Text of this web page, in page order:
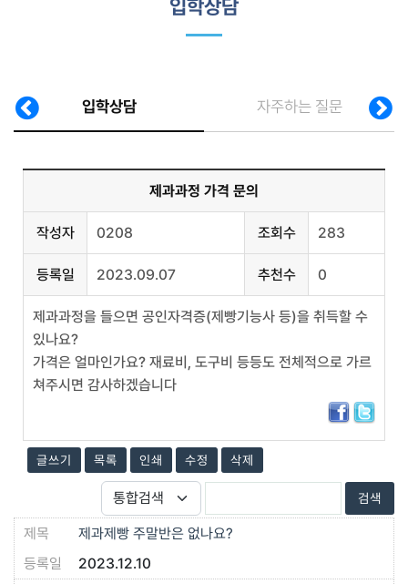
입학상담
입학상담 자주하는 질문
제과과정 가격 문의
작성자 0208 조회수 283
등록일 2023.09.07 추천수 0
제과과정을 들으면 공인자격증(제빵기능사 등)을 취득할 수
있나요?
가격은 얼마인가요? 재료비, 도구비 등등도 전체적으로 가르
쳐주시면 감사하겠습니다
글쓰기 목록 인쇄 수정 삭제
제과제빵 주말반은 없나요?
2023.12.10